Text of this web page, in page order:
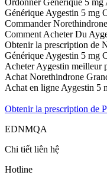
Générique Aygestin 5 mg
Commander
Comment Acheter Du
Obtenir la prescription de
Générique Aygestin 5 mg
Acheter Aygestin meilleur
Achat Norethindrone
Achat en ligne Aygestin 5
Obtenir la prescription de
EDNMQA
Chi tiết liên hệ
Hotline